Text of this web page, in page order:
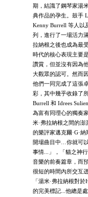
期，結識了鋼琴家湯
典作品的孕生。鼓手
Kenny Burrell 等人以
列，進行了一場活力
拉納根之後也成為最
時代的核心表現主要
讚賞，但並沒有因為
大觀眾的認可。然而
他們一同完成了這張
彩，其中幾乎收錄了
Burrell 和 Idrees
為富有同理心的獨奏
米·弗拉納根之間的
的樂評家邁克爾·G·
開場曲目中…你就可
事情...」，「貓之神
音樂的前奏篇章，而
很短的時間內所交互
「湯米·弗拉納根對
的完美標記...他總是